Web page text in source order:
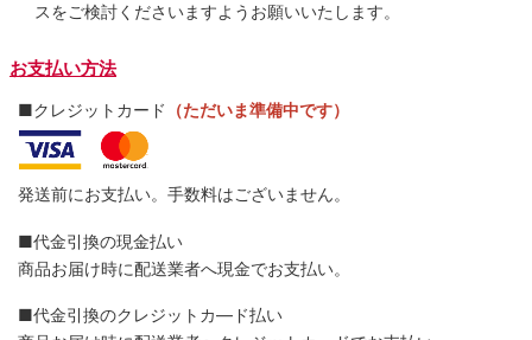
スをご検討くださいますようお願いいたします。
お支払い方法
■クレジットカード （ただいま準備中です）
発送前にお支払い。手数料はございません。
■代金引換の現金払い
商品お届け時に配送業者へ現金でお支払い。
■代金引換のクレジットカ―ド払い